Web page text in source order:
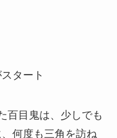
タート
百目鬼は、少しでも
何度も三角を訪ね